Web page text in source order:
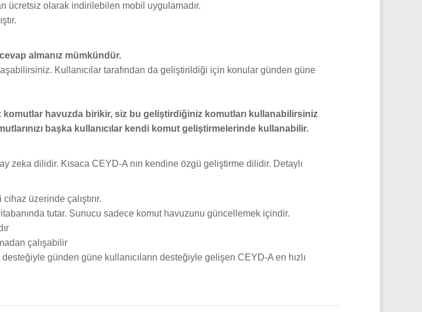
ücretsiz olarak indirilebilen mobil uygulamadır.
almanız mümkündür.
Kullanıcılar tarafından da geliştirildiği için konular günden güne
havuzda birikir, siz bu geliştirdiğiniz komutları kullanabilirsiniz
başka kullanıcılar kendi komut geliştirmelerinde kullanabilir.
dilidir. Kısaca CEYD-A nın kendine özgü geliştirme dilidir. Detaylı
üzerinde çalıştırır.
tutar. Sunucu sadece komut havuzunu güncellemek içindir.
çalışabilir
günden güne kullanıcıların desteğiyle gelişen CEYD-A en hızlı